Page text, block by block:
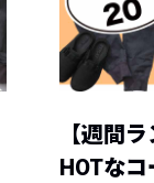
【週間
HOTな